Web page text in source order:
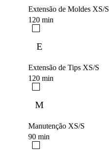
Extensão de Moldes XS/S
120 min
E
Extensão de Tips XS/S
120 min
M
Manutenção XS/S
90 min